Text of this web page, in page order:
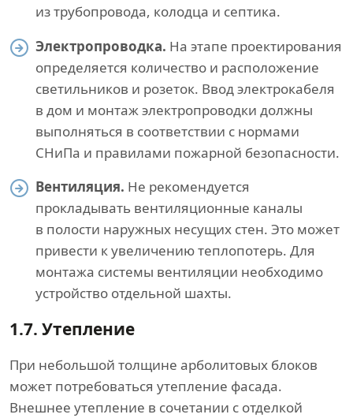
из трубопровода, колодца и септика.
Электропроводка. На этапе проектирования
определяется количество и расположение
светильников и розеток. Ввод электрокабеля
в дом и монтаж электропроводки должны
выполняться в соответствии с нормами
СНиПа и правилами пожарной безопасности.
Вентиляция. Не рекомендуется
прокладывать вентиляционные каналы
в полости наружных несущих стен. Это может
привести к увеличению теплопотерь. Для
монтажа системы вентиляции необходимо
устройство отдельной шахты.
1.7. Утепление
При небольшой толщине арболитовых блоков
может потребоваться утепление фасада.
Внешнее утепление в сочетании с отделкой